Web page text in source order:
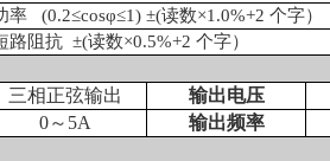
率
(0.2≤cosφ≤1) ±(读数×1.0%+2 个字）
路阻抗 ±(读数×0.5%+2 个字）
三相正弦输出
输出电压
0～5A
输出频率